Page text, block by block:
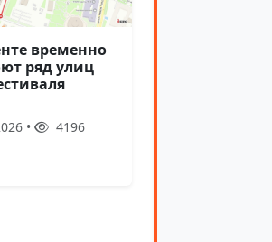
временно
ряд улиц
• 4196